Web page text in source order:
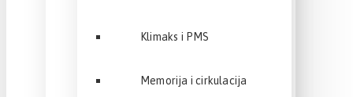
Klimaks i PMS
Memorija i cirkulacija